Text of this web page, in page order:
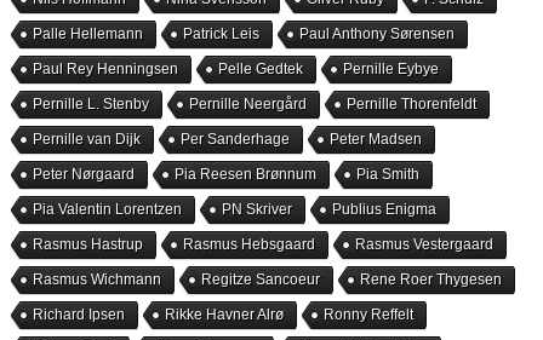
Palle Hellemann Patrick Leis Paul Anthony Sørensen
Paul Rey Henningsen Pelle Gedtek Pernille Eybye
Pernille L. Stenby Pernille Neergård Pernille Thorenfeldt
Pernille van Dijk Per Sanderhage Peter Madsen
Peter Nørgaard Pia Reesen Brønnum Pia Smith
Pia Valentin Lorentzen PN Skriver Publius Enigma
Rasmus Hastrup Rasmus Hebsgaard Rasmus Vestergaard
Rasmus Wichmann Regitze Sancoeur Rene Roer Thygesen
Richard Ipsen Rikke Havner Alrø Ronny Reffelt